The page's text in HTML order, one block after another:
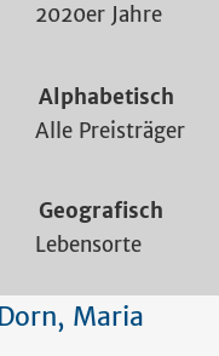
2020er Jahre
Alphabetisch
Alle Preisträger
Geografisch
Lebensorte
Bus, Erhard
Dorn, Maria